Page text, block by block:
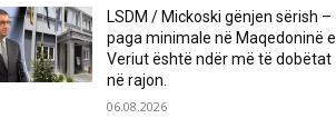
LSDM / Mickoski gënjen sërish –
paga minimale në Maqedoninë e
Veriut është ndër më të dobëtat
në rajon.
06.08.2026